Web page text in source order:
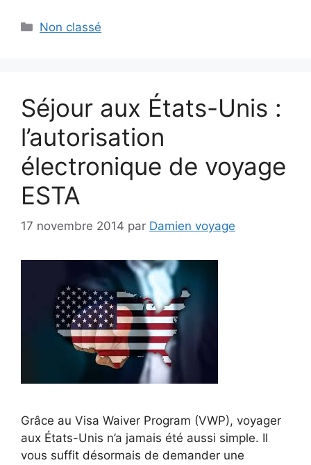
Catégories
Non classé
Séjour aux États-Unis :
l’autorisation
électronique de voyage
ESTA
17 novembre 2014 par Damien voyage
Grâce au Visa Waiver Program (VWP), voyager
aux États-Unis n’a jamais été aussi simple. Il
vous suffit désormais de demander une